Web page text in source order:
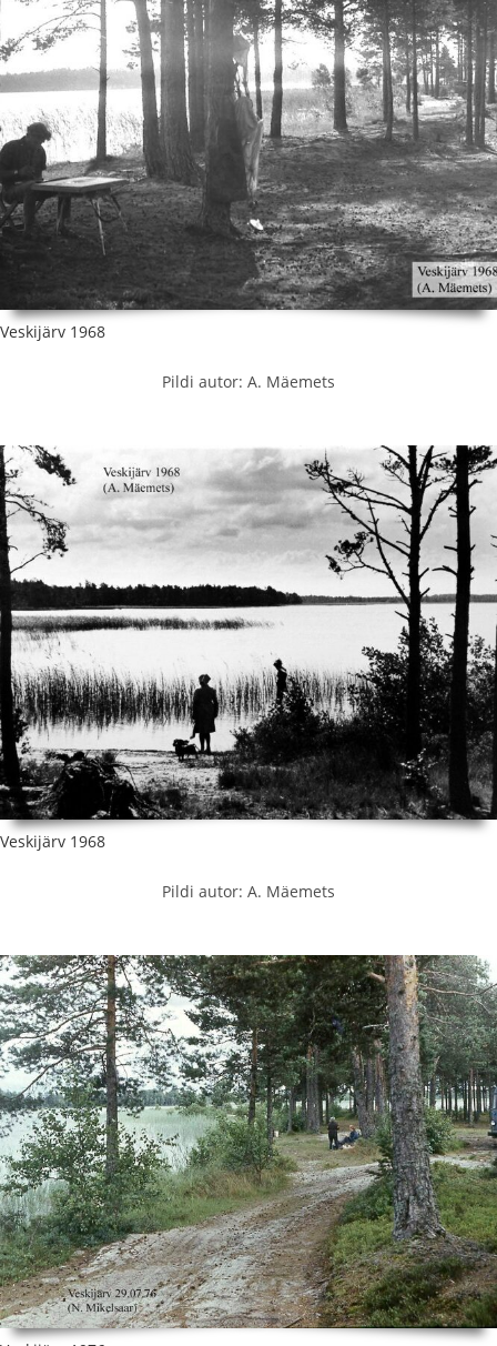
Veskijärv 1968
Pildi autor: A. Mäemets
Veskijärv 1968
Pildi autor: A. Mäemets